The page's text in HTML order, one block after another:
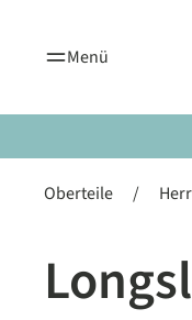
Menü
Oberteile /